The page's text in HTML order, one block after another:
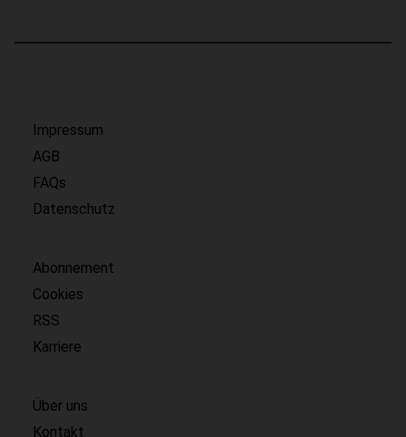
Impressum
AGB
FAQs
Datenschutz
Abonnement
Cookies
RSS
Karriere
Über uns
Kontakt